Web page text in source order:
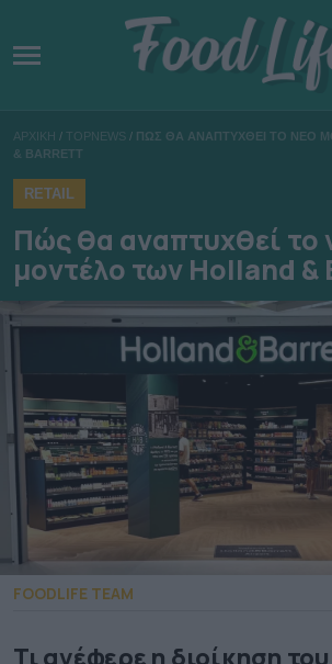
ΑΡΧΙΚΗ / TOPNEWS / ΠΩΣ ΘΑ ΑΝΑΠΤΥΧΘΕΙ ΤΟ ΝΕΟ
& BARRETT
RETAIL
Πώς θα αναπτυχθεί το
μοντέλο των Holland
FOODLIFE TEAM